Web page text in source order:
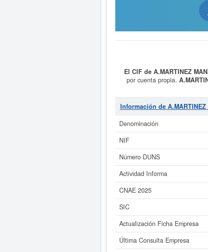
El CIF de A.MARTINEZ
por cuenta propia.
bienes inmuebles ncop. La
Si está interesado en conocer
de A.MARTINEZ MANZANO Y
Información de A.MARTINEZ
Denominación
NIF
Número DUNS
Actividad Informa
CNAE 2025
SIC
Actualización Ficha Empresa
Última Consulta Empresa